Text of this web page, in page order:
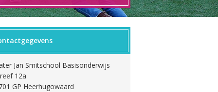
Jan Smitschool Basisonderwijs
12a
GP Heerhugowaard